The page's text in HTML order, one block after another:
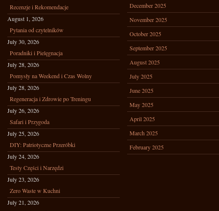
Recenzje i Rekomendacje
August 1, 2026
Pytania od czytelników
July 30, 2026
Poradniki i Pielęgnacja
July 28, 2026
Pomysły na Weekend i Czas Wolny
July 28, 2026
Regeneracja i Zdrowie po Treningu
July 26, 2026
Safari i Przygoda
July 25, 2026
DIY: Patriotyczne Przeróbki
July 24, 2026
Testy Części i Narzędzi
July 23, 2026
Zero Waste w Kuchni
July 21, 2026
December 2025
November 2025
October 2025
September 2025
August 2025
July 2025
June 2025
May 2025
April 2025
March 2025
February 2025